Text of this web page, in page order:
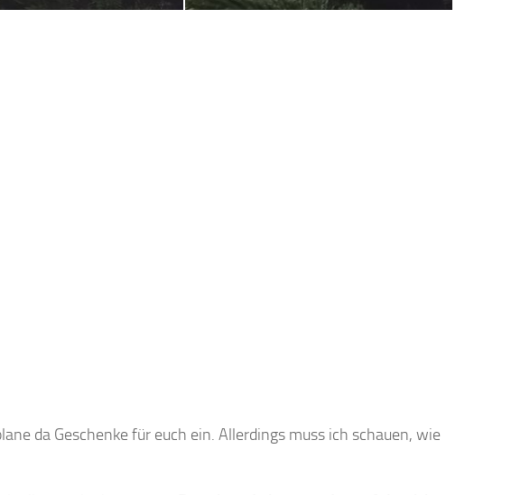
da Geschenke für euch ein. Allerdings muss ich schauen, wie